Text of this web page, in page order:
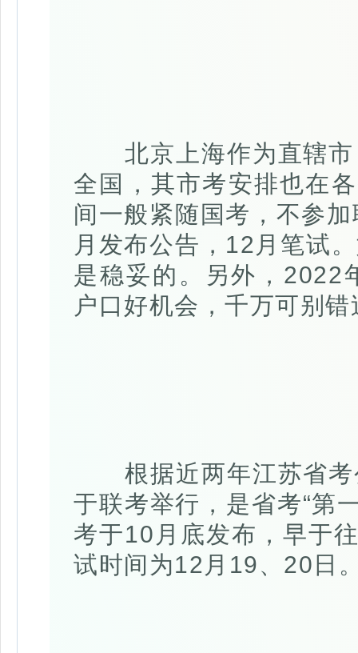
北京上海作为直辖市
全国，其市考安排也在
间一般紧随国考，不参
月发布公告，12月笔试
是稳妥的。另外，2022
户口好机会，千万可别错
根据近两年江苏省考
于联考举行，是省考“第
考于10月底发布，早于
试时间为12月19、20日